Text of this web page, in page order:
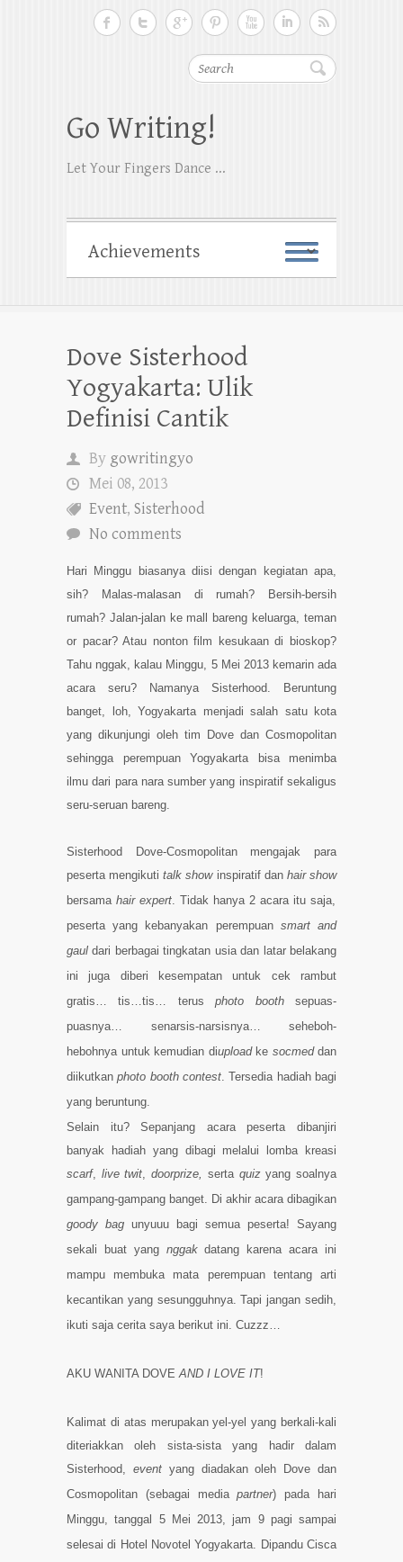
Search
Go Writing!
Let Your Fingers Dance ...
Dove Sisterhood
Yogyakarta: Ulik
Definisi Cantik
By gowritingyo
Mei 08, 2013
Event, Sisterhood
No comments
Hari Minggu biasanya diisi dengan kegiatan apa,
sih? Malas-malasan di rumah? Bersih-bersih
rumah? Jalan-jalan ke mall bareng keluarga, teman
or pacar? Atau nonton film kesukaan di bioskop?
Tahu nggak, kalau Minggu, 5 Mei 2013 kemarin ada
acara seru? Namanya Sisterhood. Beruntung
banget, loh, Yogyakarta menjadi salah satu kota
yang dikunjungi oleh tim Dove dan Cosmopolitan
sehingga perempuan Yogyakarta bisa menimba
ilmu dari para nara sumber yang inspiratif sekaligus
seru-seruan bareng.
Sisterhood Dove-Cosmopolitan mengajak para
peserta mengikutitalk showinspiratif dan hair show
bersama hair expert. Tidak hanya 2 acara itu saja,
peserta yang kebanyakan perempuan smart and
gaul dari berbagai tingkatan usia dan latar belakang
ini juga diberi kesempatan untuk cek rambut
gratis… tis…tis… terusphoto boothsepuas-
puasnya… senarsis-narsisnya… seheboh-
hebohnya untuk kemudian diuploadke socmeddan
diikutkanphoto booth contest. Tersedia hadiah bagi
yang beruntung.
Selain itu? Sepanjang acara peserta dibanjiri
banyak hadiah yang dibagi melalui lomba kreasi
scarf, live twit,doorprize, serta quizyang soalnya
gampang-gampang banget. Di akhir acara dibagikan
goody bag unyuuu bagi semua peserta! Sayang
sekali buat yang nggakdatang karena acara ini
mampu membuka mata perempuan tentang arti
kecantikan yang sesungguhnya. Tapi jangan sedih,
ikuti saja cerita saya berikut ini. Cuzzz…
AKU WANITA DOVEAND I LOVE IT!
Kalimat di atas merupakan yel-yel yang berkali-kali
diteriakkan oleh sista-sista yang hadir dalam
Sisterhood, eventyang diadakan oleh Dove dan
Cosmopolitan (sebagai mediapartner) pada hari
Minggu, tanggal 5 Mei 2013, jam 9 pagi sampai
selesai di Hotel Novotel Yogyakarta. Dipandu Cisca